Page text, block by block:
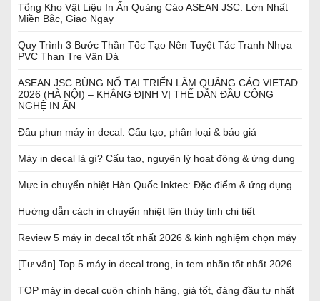
Tổng Kho Vật Liệu In Ấn Quảng Cáo ASEAN JSC: Lớn Nhất
Miền Bắc, Giao Ngay
Quy Trình 3 Bước Thần Tốc Tạo Nên Tuyệt Tác Tranh Nhựa
PVC Than Tre Vân Đá
ASEAN JSC BÙNG NỔ TẠI TRIỂN LÃM QUẢNG CÁO VIETAD
2026 (HÀ NỘI) – KHẲNG ĐỊNH VỊ THẾ DẪN ĐẦU CÔNG
NGHỆ IN ẤN
Đầu phun máy in decal: Cấu tạo, phân loại & báo giá
Máy in decal là gì? Cấu tạo, nguyên lý hoạt động & ứng dụng
Mực in chuyển nhiệt Hàn Quốc Inktec: Đặc điểm & ứng dụng
Hướng dẫn cách in chuyển nhiệt lên thủy tinh chi tiết
Review 5 máy in decal tốt nhất 2026 & kinh nghiệm chọn máy
[Tư vấn] Top 5 máy in decal trong, in tem nhãn tốt nhất 2026
TOP máy in decal cuộn chính hãng, giá tốt, đáng đầu tư nhất